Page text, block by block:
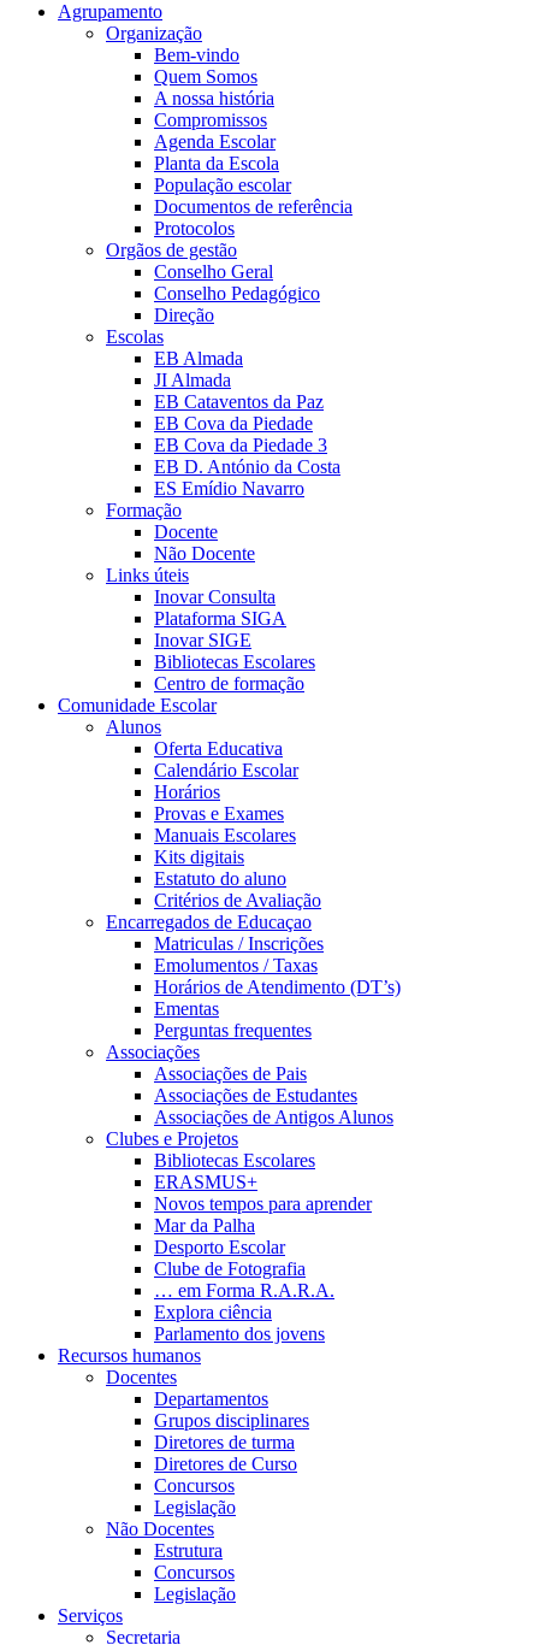
Agrupamento
Organização
Bem-vindo
Quem Somos
A nossa história
Compromissos
Agenda Escolar
Planta da Escola
População escolar
Documentos de referência
Protocolos
Orgãos de gestão
Conselho Geral
Conselho Pedagógico
Direção
Escolas
EB Almada
JI Almada
EB Cataventos da Paz
EB Cova da Piedade
EB Cova da Piedade 3
EB D. António da Costa
ES Emídio Navarro
Formação
Docente
Não Docente
Links úteis
Inovar Consulta
Plataforma SIGA
Inovar SIGE
Bibliotecas Escolares
Centro de formação
Comunidade Escolar
Alunos
Oferta Educativa
Calendário Escolar
Horários
Provas e Exames
Manuais Escolares
Kits digitais
Estatuto do aluno
Critérios de Avaliação
Encarregados de Educaçao
Matriculas / Inscrições
Emolumentos / Taxas
Horários de Atendimento (DT’s)
Ementas
Perguntas frequentes
Associações
Associações de Pais
Associações de Estudantes
Associações de Antigos Alunos
Clubes e Projetos
Bibliotecas Escolares
ERASMUS+
Novos tempos para aprender
Mar da Palha
Desporto Escolar
Clube de Fotografia
… em Forma R.A.R.A.
Explora ciência
Parlamento dos jovens
Recursos humanos
Docentes
Departamentos
Grupos disciplinares
Diretores de turma
Diretores de Curso
Concursos
Legislação
Não Docentes
Estrutura
Concursos
Legislação
Serviços
Secretaria